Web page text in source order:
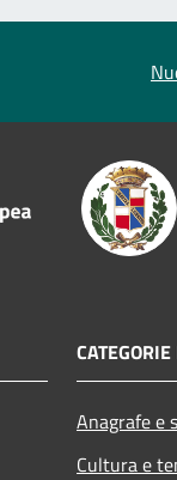
Anagrafe e
Cultura e